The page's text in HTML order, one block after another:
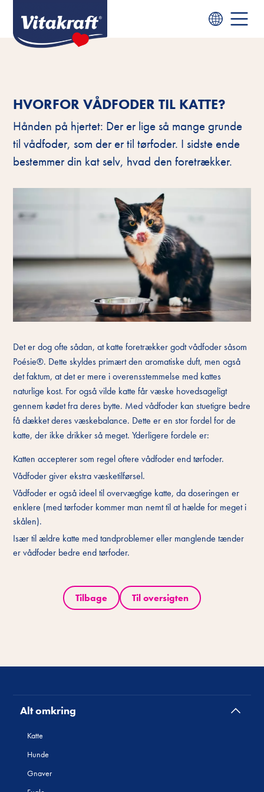
HVORFOR VÅDFODER TIL KATTE?
Hånden på hjertet: Der er lige så mange grunde
til vådfoder, som der er til tørfoder. I sidste ende
bestemmer din kat selv, hvad den foretrækker.
Det er dog ofte sådan, at katte foretrækker godt vådfoder såsom
Poésie®. Dette skyldes primært den aromatiske duft, men også
det faktum, at det er mere i overensstemmelse med kattes
naturlige kost. For også vilde katte får væske hovedsageligt
gennem kødet fra deres bytte. Med vådfoder kan stuetigre bedre
få dækket deres væskebalance. Dette er en stor fordel for de
katte, der ikke drikker så meget. Yderligere fordele er:
Katten accepterer som regel oftere vådfoder end tørfoder.
Vådfoder giver ekstra væsketilførsel.
Vådfoder er også ideel til overvægtige katte, da doseringen er
enklere (med tørfoder kommer man nemt til at hælde for meget i
skålen).
Især til ældre katte med tandproblemer eller manglende tænder
er vådfoder bedre end tørfoder.
Tilbage Til oversigten
Alt omkring
Katte
Hunde
Gnaver